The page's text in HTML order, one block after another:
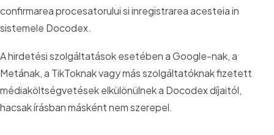
confirmarea procesatorului si inregistrarea acesteia in
sistemele Docodex.
A hirdetési szolgáltatások esetében a Google-nak, a
Metának, a TikToknak vagy más szolgáltatóknak fizetett
médiaköltségvetések elkülönülnek a Docodex díjaitól,
hacsak írásban másként nem szerepel.